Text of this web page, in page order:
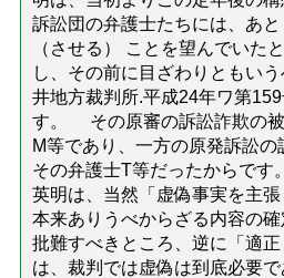
訴訟団の弁護士たちには、あ
（させる） ことを望んでいた
し、その前に目ざわりともい
井地方裁判所.平成24年ワ第
す。 その原審の訴訟詐欺の被
M等であり、一方の原発訴訟
その弁護士T等だったからです
英明は、当然「虚偽事実を主張
本来ありうべからざる内容の
批難すべきところ、逆に「適
は、裁判では虚偽は到底必要